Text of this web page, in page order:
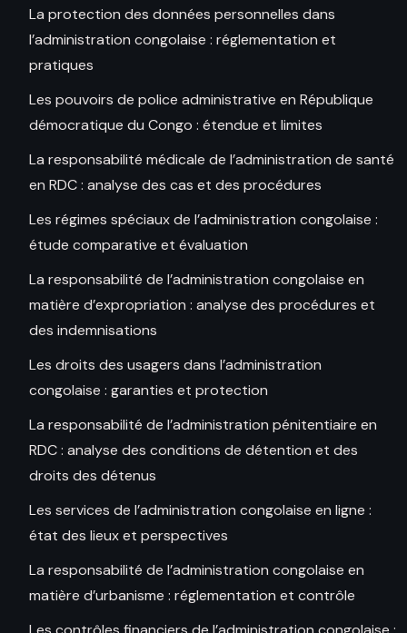
La protection des données personnelles dans
l’administration congolaise : réglementation et
pratiques
Les pouvoirs de police administrative en République
démocratique du Congo : étendue et limites
La responsabilité médicale de l’administration de santé
en RDC : analyse des cas et des procédures
Les régimes spéciaux de l’administration congolaise :
étude comparative et évaluation
La responsabilité de l’administration congolaise en
matière d’expropriation : analyse des procédures et
des indemnisations
Les droits des usagers dans l’administration
congolaise : garanties et protection
La responsabilité de l’administration pénitentiaire en
RDC : analyse des conditions de détention et des
droits des détenus
Les services de l’administration congolaise en ligne :
état des lieux et perspectives
La responsabilité de l’administration congolaise en
matière d’urbanisme : réglementation et contrôle